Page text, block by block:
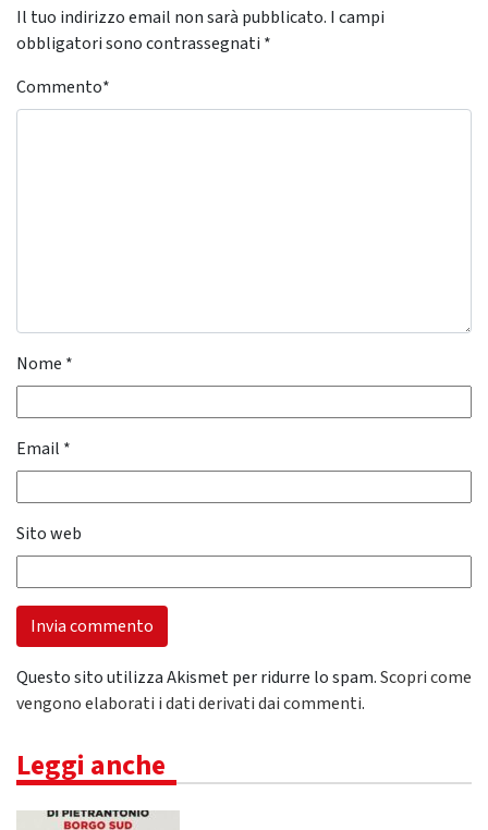
Il tuo indirizzo email non sarà pubblicato. I campi
obbligatori sono contrassegnati *
Commento*
Nome *
Email *
Sito web
Questo sito utilizza Akismet per ridurre lo spam.Scopri come
vengono elaborati i dati derivati dai commenti.
Leggi anche